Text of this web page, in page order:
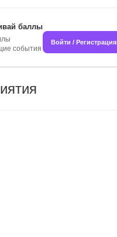
баллы
события
Войти / Регистрация